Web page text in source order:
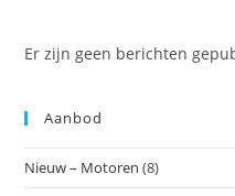
Er zijn geen berichten
Aanbod
Nieuw – Motoren (8)